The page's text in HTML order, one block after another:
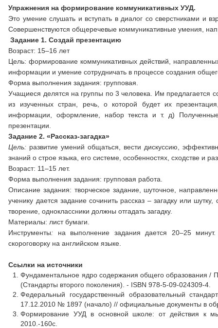
Упражнения на формирование коммуникативных УУД.
Это умение слушать и вступать в диалог со сверстниками и
Совершенствуются общеречевые коммуникативные умения,
Задание 1. Создай презентацию
Возраст: 15–16 лет
Цель: формирование коммуникативных действий,
информации и умение сотрудничать в процессе создания
Форма выполнения задания: групповая.
Учащиеся делятся на группы по 3 человека. Им предлагается
из изученных стран, речь, о которой будет их
информации, оформление, набор текста и т. д) Полученные
презентации.
Задание 2.«Рассказ-загадка»
Цель: развитие умений общаться, вести дискуссию,
знаний о строе языка, его системе, особенностях, сходстве и
Возраст: 11–15 лет.
Форма выполнения задания: групповая работа.
Описание задания: творческое задание, шуточное,
ученику дается задание сочинить рассказ – загадку или
творение, одноклассники должны отгадать загадку.
Материалы: лист бумаги.
Инструменты: на выполнение задания дается 20–25
скороговорку на английском языке.
Ссылки на источники
Фундаментальное ядро содержания общего образования
(Стандарты второго поколения). - ISBN 978-5-09-024309-4.
Федеральный государственный образовательный
17.12.2010 № 1897 (начало) // официальные документы в
Формирование УУД в основной школе: от действия к
2010.-160с.